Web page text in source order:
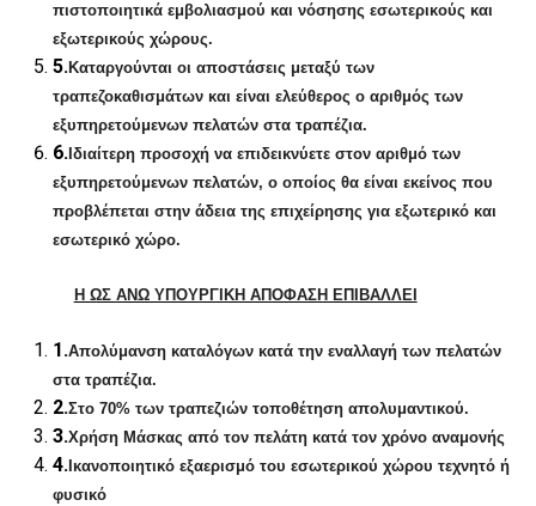
πιστοποιητικά εμβολιασμού και νόσησης εσωτερικούς και
εξωτερικούς χώρους.
5.Καταργούνται οι αποστάσεις μεταξύ των
τραπεζοκαθισμάτων και είναι ελεύθερος ο αριθμός των
εξυπηρετούμενων πελατών στα τραπέζια.
6. Ιδιαίτερη προσοχή να επιδεικνύετε στον αριθμό των
εξυπηρετούμενων πελατών, ο οποίος θα είναι εκείνος που
προβλέπεται στην άδεια της επιχείρησης για εξωτερικό και
εσωτερικό χώρο.
Η ΩΣ ΑΝΩ ΥΠΟΥΡΓΙΚΗ ΑΠΟΦΑΣΗ ΕΠΙΒΑΛΛΕΙ
1.Απολύμανση καταλόγων κατά την εναλλαγή των πελατών
στα τραπέζια.
2.Στο 70% των τραπεζιών τοποθέτηση απολυμαντικού.
3.Χρήση Μάσκας από τον πελάτη κατά τον χρόνο αναμονής
4. Ικανοποιητικό εξαερισμό του εσωτερικού χώρου τεχνητό ή
φυσικό